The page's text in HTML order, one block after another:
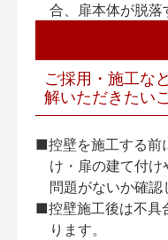
合、扉本体が脱落
ご採用・施工な
解いただきたい
■控壁を施工する前
け・扉の建て付
問題がないか確認
■控壁施工後は不具
ります。